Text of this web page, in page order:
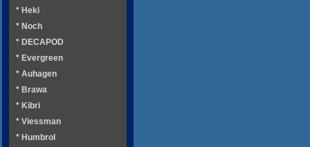
* Heki
* Noch
* DECAPOD
* Evergreen
* Auhagen
* Brawa
* Kibri
* Viessman
* Humbrol